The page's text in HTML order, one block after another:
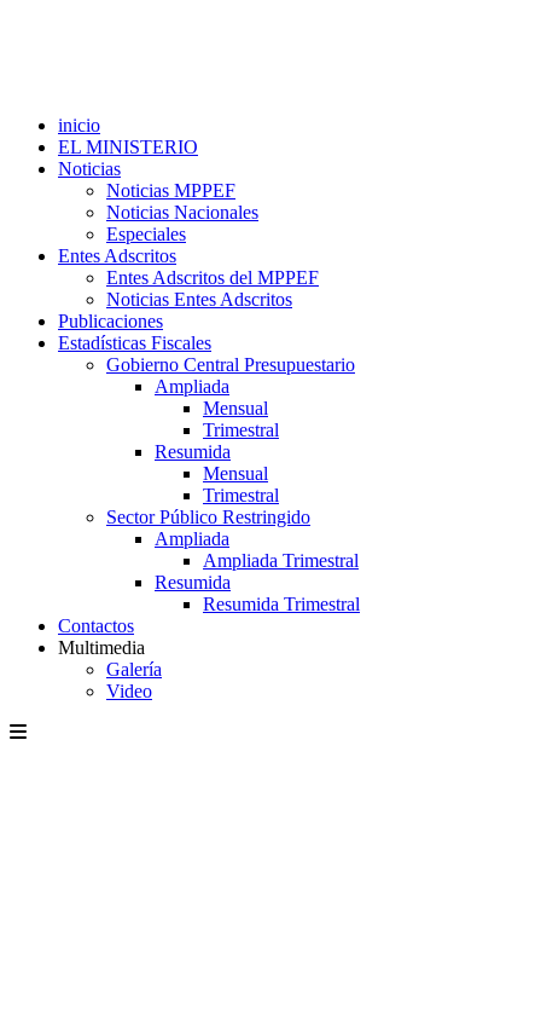
inicio
EL MINISTERIO
Noticias
Noticias MPPEF
Noticias Nacionales
Especiales
Entes Adscritos
Entes Adscritos del MPPEF
Noticias Entes Adscritos
Publicaciones
Estadísticas Fiscales
Gobierno Central Presupuestario
Ampliada
Mensual
Trimestral
Resumida
Mensual
Trimestral
Sector Público Restringido
Ampliada
Ampliada Trimestral
Resumida
Resumida Trimestral
Contactos
Multimedia
Galería
Video